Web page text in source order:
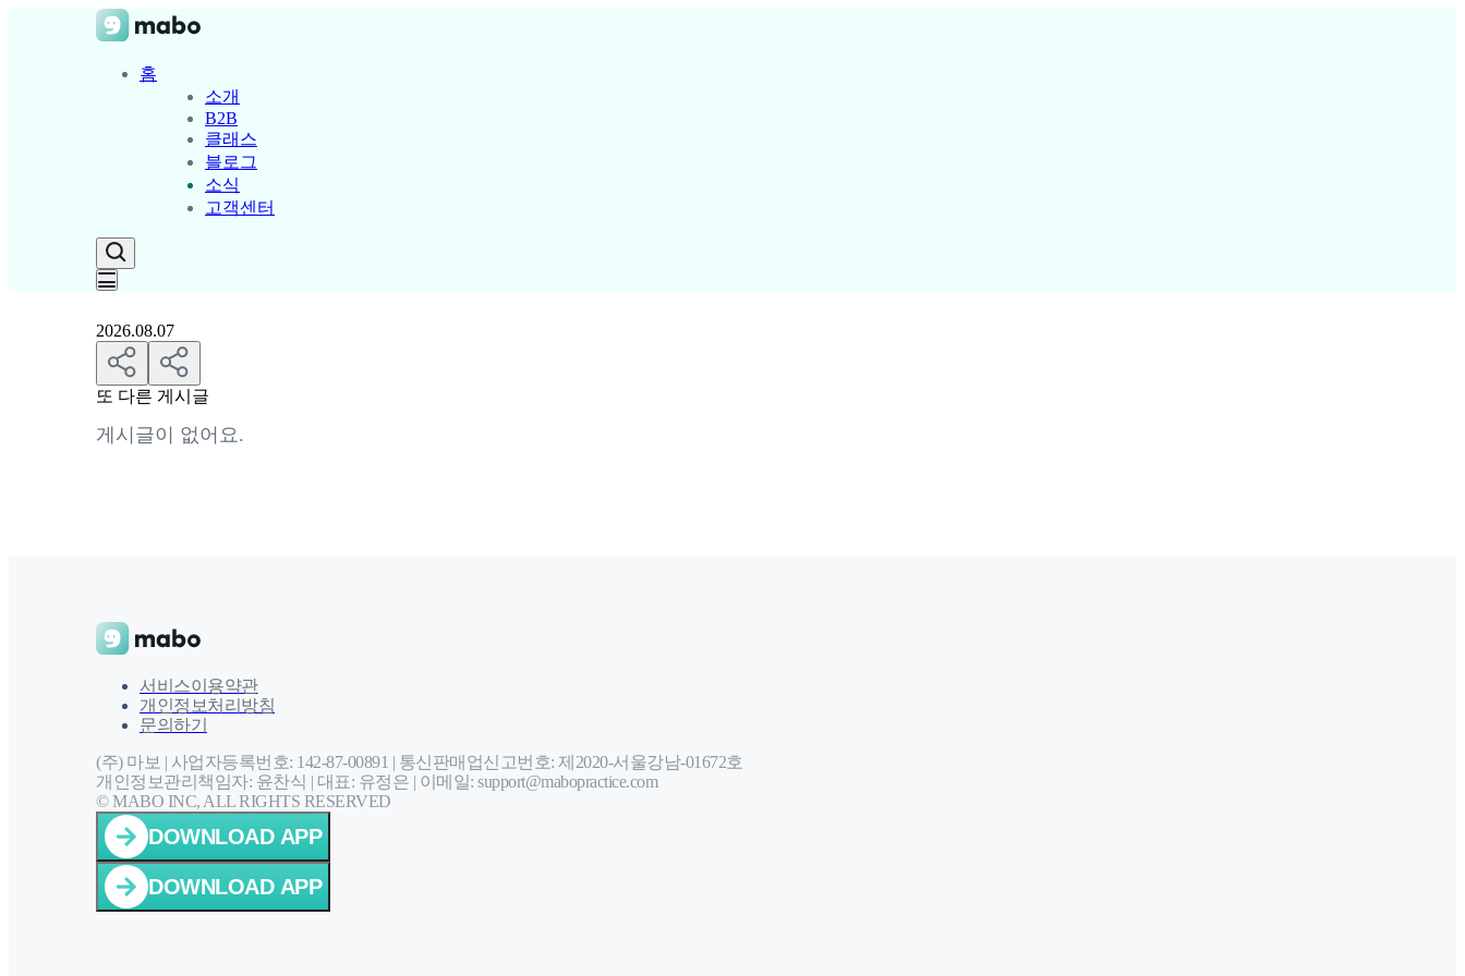
홈
소개
B2B
클래스
블로그
소식
고객센터
2026.08.07
또 다른 게시글
게시글이 없어요.
서비스이용약관
개인정보처리방침
문의하기
(주) 마보 | 사업자등록번호: 142-87-00891 | 통신판매업신고번호: 제2020-서울강남-01672호
개인정보관리책임자: 윤찬식 | 대표: 유정은 | 이메일: support@mabopractice.com
© MABO INC, ALL RIGHTS RESERVED
DOWNLOAD APP
DOWNLOAD APP